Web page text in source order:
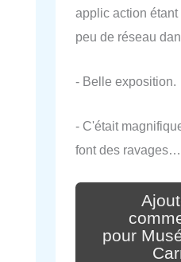
applic action
peu de réseau
- Belle exposition.
- C'était
font des ravages…
pour